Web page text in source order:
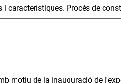
característiques. Procés de
motiu de la inauguració de